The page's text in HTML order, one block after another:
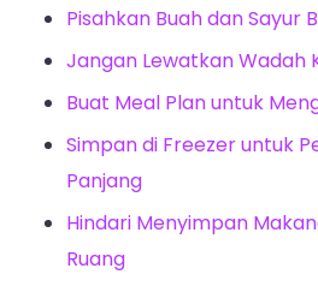
Pisahkan Buah dan Sayur
Jangan Lewatkan Wadah
Buat Meal Plan untuk
Simpan di Freezer untuk
Panjang
Hindari Menyimpan
Ruang